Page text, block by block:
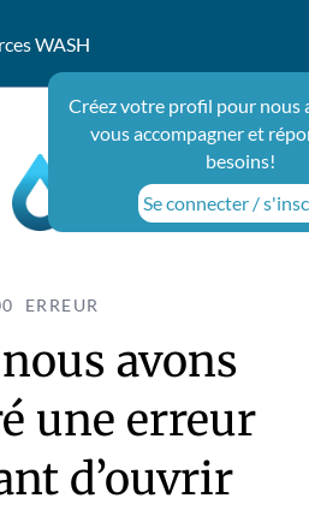
WASH
Créez votre profil pour nous
vous accompagner et
besoins!
Se connecter /
ERREUR
avons
une erreur
d’ouvrir